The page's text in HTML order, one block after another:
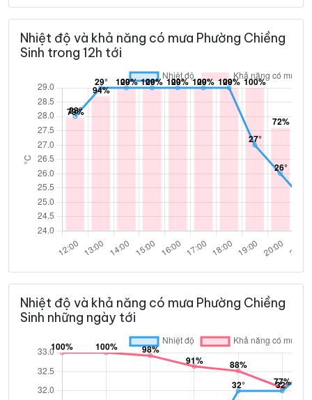
Nhiệt độ và khả năng có mưa Phường Chiềng
Sinh trong 12h tới
Nhiệt độ và khả năng có mưa Phường Chiềng
Sinh những ngày tới